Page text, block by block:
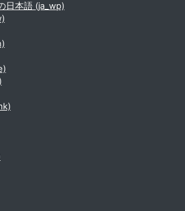
日本語 ‎(ja_wp)‎